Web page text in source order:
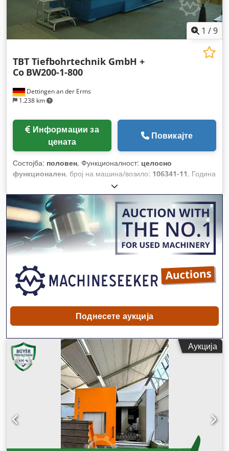
1 /9
Dettingen an der Erms
1.238 km
TBT Tiefbohrtechnik GmbH +
Co BW200-1-800
цената
Повикајте
Состојба: половен, Функционалност: целосно
функционален, број на машина/возило: 106341-11, Година
, вкупна тежина:
2.700 мм, вкупна должина:5.660 мм, вкупна ширина:3.956
мм,
Поднесете аукција
Аукција